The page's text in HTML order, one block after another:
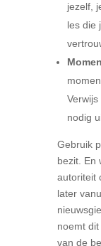
jezelf,
les die
nodig
Gebruik
bezit. En
autoriteit
later
noemt
van de